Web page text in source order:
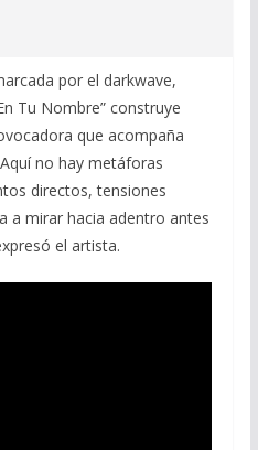
por el darkwave,
Tu Nombre” construye
que acompaña
no hay metáforas
directos, tensiones
a mirar hacia adentro antes
el artista.